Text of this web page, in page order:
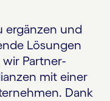
ergänzen und
Lösungen
wir Partner­
mit einer
Dank